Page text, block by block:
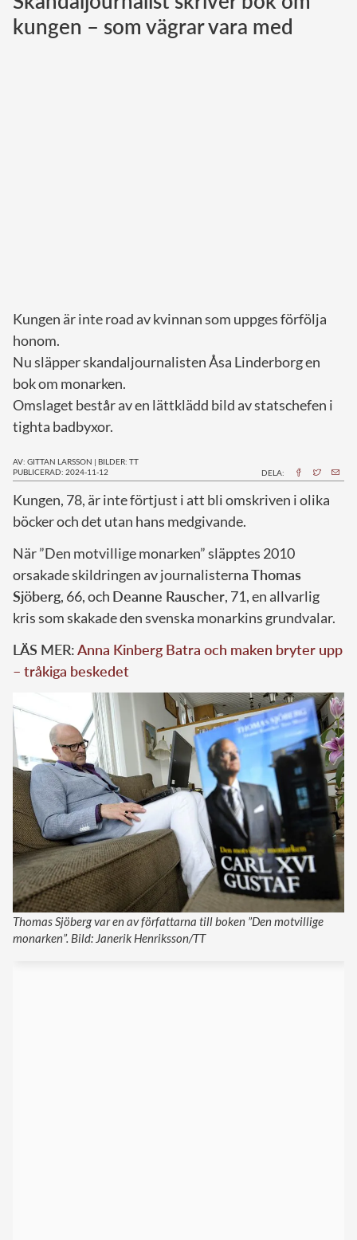
Norska kungahuset
kungen – som vägrar vara med
Kungen är inte road av kvinnan som uppges förfölja
honom.
Nu släpper skandaljournalisten Åsa Linderborg en
bok om monarken.
Omslaget består av en lättklädd bild av statschefen i
tighta badbyxor.
AV: GITTAN LARSSON | BILDER: TT
PUBLICERAD: 2024-11-12
DELA:
Kungen, 78, är inte förtjust i att bli omskriven i olika
böcker och det utan hans medgivande.
När ”Den motvillige monarken” släpptes 2010
orsakade skildringen av journalisternaThomas
Sjöberg, 66, och Deanne Rauscher, 71, en allvarlig
kris som skakade den svenska monarkins grundvalar.
LÄS MER:Anna Kinberg Batra och maken bryter upp
– tråkiga beskedet
Thomas Sjöberg var en av författarna till boken ”Den motvillige
monarken”. Bild: Janerik Henriksson/TT